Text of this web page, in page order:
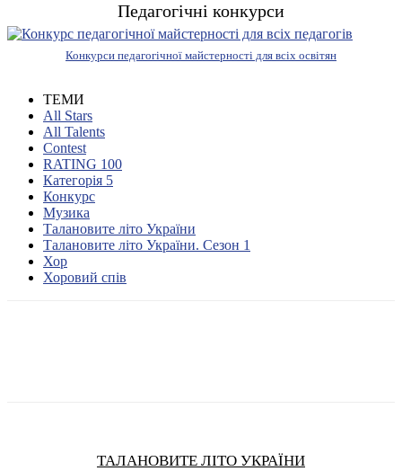
Педагогічні конкурси
Конкурси педагогічної майстерності для всіх освітян
ТЕМИ
All Stars
All Talents
Contest
RATING 100
Категорія 5
Конкурс
Музика
Талановите літо України
Талановите літо України. Сезон 1
Хор
Хоровий спів
ТАЛАНОВИТЕ ЛІТО УКРАЇНИ